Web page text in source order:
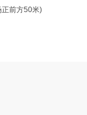
前方50米)